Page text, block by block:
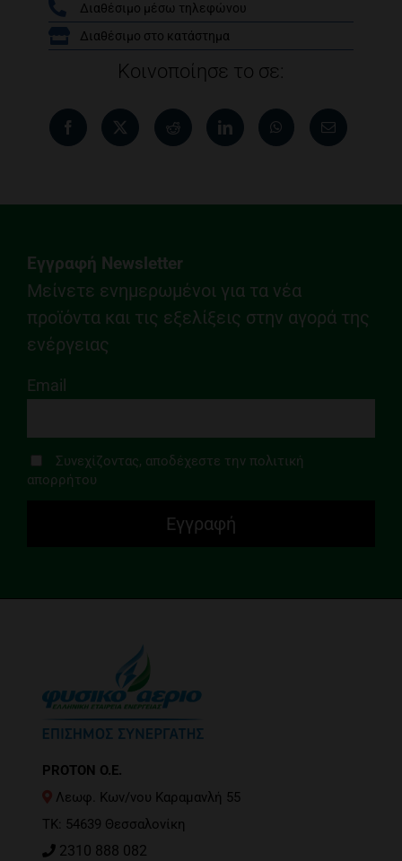
/
Διαθέσιμο μέσω τηλεφώνου
Διαθέσιμο στο κατάστημα
Κοινοποίησε το σε:
Εγγραφή Newsletter
Μείνετε ενημερωμένοι για τα νέα
προϊόντα και τις εξελίξεις στην αγορά της
ενέργειας
Email
Συνεχίζοντας, αποδέχεστε την πολιτική
απορρήτου
PROTON O.E.
Λεωφ. Κων/νου Καραμανλή 55
ΤΚ: 54639 Θεσσαλονίκη
2310 888 082